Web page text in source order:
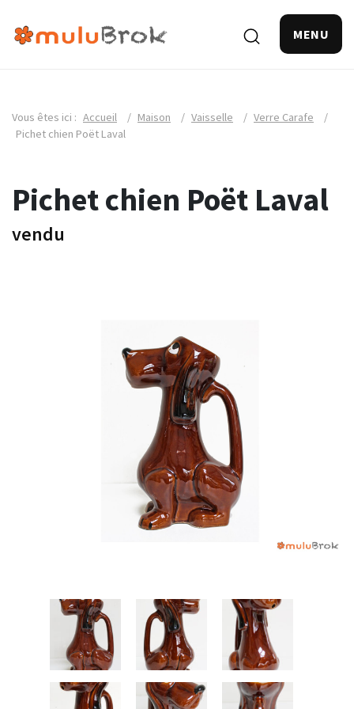
MENU
Vous êtes ici : Accueil / Maison / Vaisselle / Verre Carafe
/
Pichet chien Poët Laval
Pichet chien Poët Laval
vendu